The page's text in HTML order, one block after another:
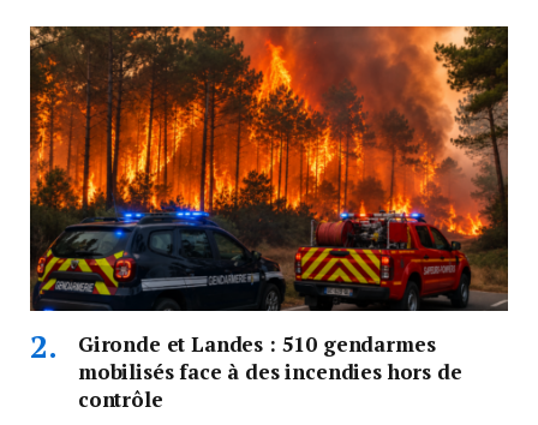
Gironde et Landes : 510 gendarmes
mobilisés face à des incendies hors de
contrôle